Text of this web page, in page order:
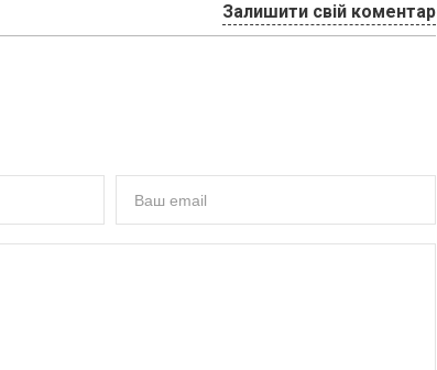
Залишити свій коментар